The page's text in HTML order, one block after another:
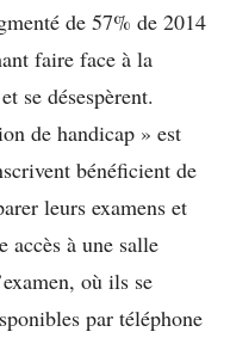
de 57% de 2014
faire face à la
se désespèrent.
de handicap » est
bénéficient de
leurs examens et
accès à une salle
où ils se
par téléphone